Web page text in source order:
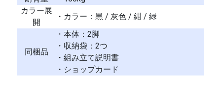
カラー展
開
・カラー：黒 / 灰色 / 紺 / 緑
同梱品
・本体：2脚
・収納袋：2つ
・組み立て説明書
・ショップカード